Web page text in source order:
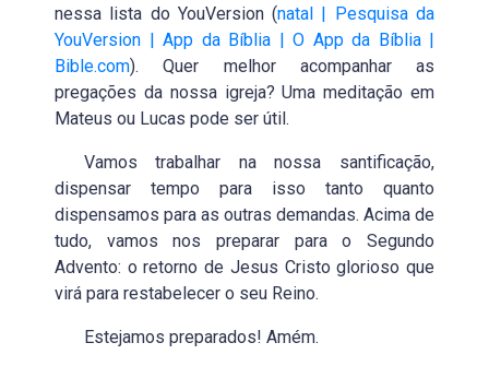
nessa lista do YouVersion (natal | Pesquisa da
YouVersion | App da Bíblia | O App da Bíblia |
Bible.com). Quer melhor acompanhar as
pregações da nossa igreja? Uma meditação em
Mateus ou Lucas pode ser útil.
Vamos trabalhar na nossa santificação,
dispensar tempo para isso tanto quanto
dispensamos para as outras demandas. Acima de
tudo, vamos nos preparar para o Segundo
Advento: o retorno de Jesus Cristo glorioso que
virá para restabelecer o seu Reino.
Estejamos preparados! Amém.